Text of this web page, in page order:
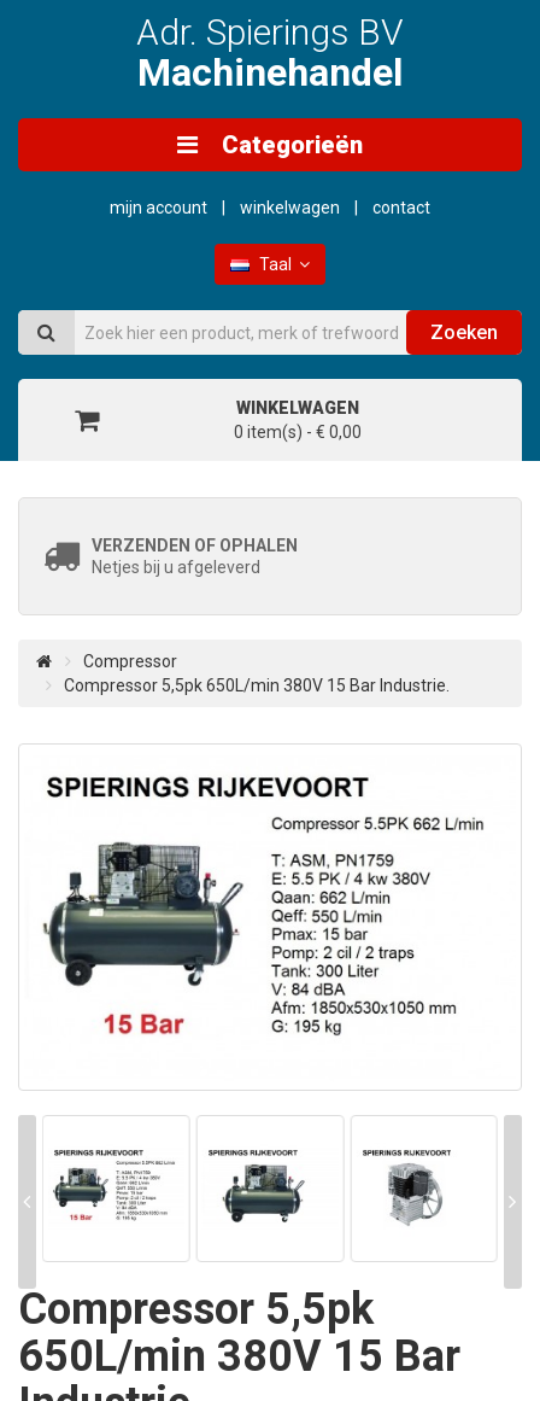
Adr. Spierings BV
Machinehandel
Categorieën
mijn account winkelwagen contact
Taal
Zoeken
WINKELWAGEN
0 item(s) - € 0,00
VERZENDEN OF OPHALEN
Netjes bij u afgeleverd
Compressor
Compressor 5,5pk 650L/min 380V 15 Bar Industrie.
Compressor 5,5pk
650L/min 380V 15 Bar